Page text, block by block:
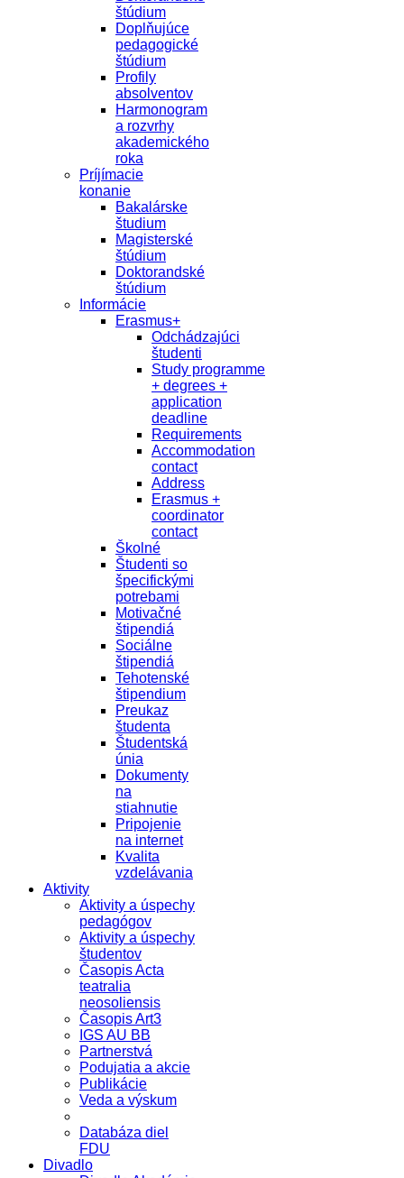
štúdium
Doplňujúce
pedagogické
štúdium
Profily
absolventov
Harmonogram
a rozvrhy
akademického
roka
Príjímacie
konanie
Bakalárske
študium
Magisterské
štúdium
Doktorandské
štúdium
Informácie
Erasmus+
Odchádzajúci
študenti
Study programme
+ degrees +
application
deadline
Requirements
Accommodation
contact
Address
Erasmus +
coordinator
contact
Školné
Študenti so
špecifickými
potrebami
Motivačné
štipendiá
Sociálne
štipendiá
Tehotenské
štipendium
Preukaz
študenta
Študentská
únia
Dokumenty
na
stiahnutie
Pripojenie
na internet
Kvalita
vzdelávania
Aktivity
Aktivity a úspechy
pedagógov
Aktivity a úspechy
študentov
Časopis Acta
teatralia
neosoliensis
Časopis Art3
IGS AU BB
Partnerstvá
Podujatia a akcie
Publikácie
Veda a výskum
Databáza diel
FDU
Divadlo